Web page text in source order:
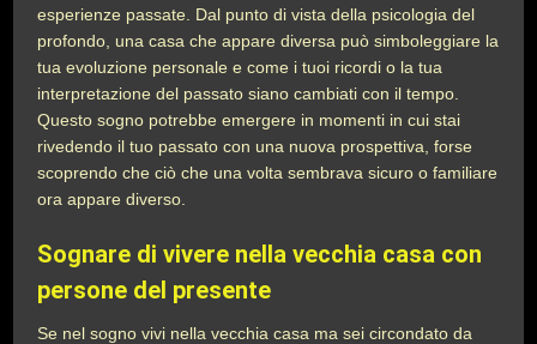
esperienze passate. Dal punto di vista della psicologia del
profondo, una casa che appare diversa può simboleggiare la
tua evoluzione personale e come i tuoi ricordi o la tua
interpretazione del passato siano cambiati con il tempo.
Questo sogno potrebbe emergere in momenti in cui stai
rivedendo il tuo passato con una nuova prospettiva, forse
scoprendo che ciò che una volta sembrava sicuro o familiare
ora appare diverso.
Sognare di vivere nella vecchia casa con
persone del presente
Se nel sogno vivi nella vecchia casa ma sei circondato da